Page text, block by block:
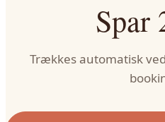
Spar
Trækkes automatisk